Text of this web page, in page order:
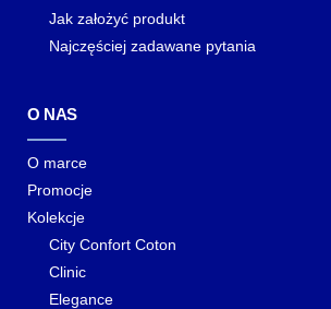
Jak założyć produkt
Najczęściej zadawane pytania
O NAS
O marce
Promocje
Kolekcje
City Confort Coton
Clinic
Elegance